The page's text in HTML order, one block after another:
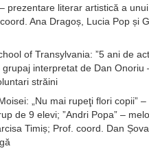
prezentare literar artistică a
Ana Dragoș, Lucia Pop și
of Transylvania: ”5 ani de
grupaj interpretat de Dan Onoriu
străini
„Nu mai rupeţi flori copii”
de 9 elevi; ”Andri Popa” –
Timiș; Prof. coord. Dan